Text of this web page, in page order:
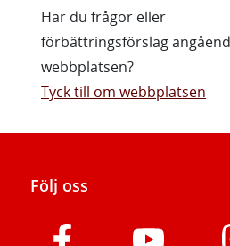
Har du frågor eller
förbättringsförslag
webbplatsen?
Tyck till om webbplatsen
Följ oss